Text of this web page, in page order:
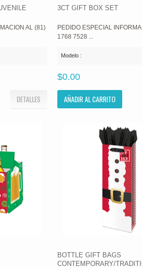
AL (81)
DETALLES
3CT GIFT BOX SET
PEDIDO ESPECIAL
1768 7528 ...
Modelo :
$0.00
AÑADIR AL CARRITO
BOTTLE GIFT BAGS
CONTEMPORARY/